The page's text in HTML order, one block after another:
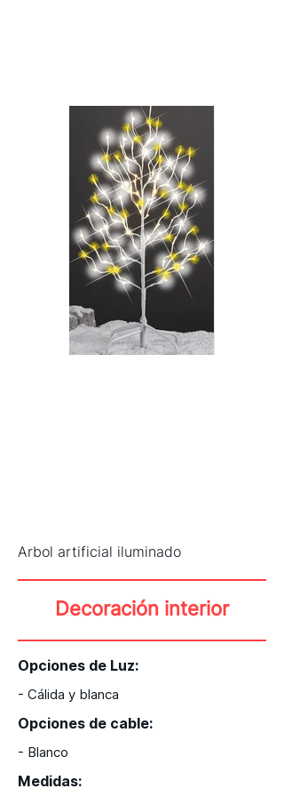
Arbol artificial iluminado
Decoración interior
Opciones de Luz:
- Cálida y blanca
Opciones de cable:
- Blanco
Medidas: